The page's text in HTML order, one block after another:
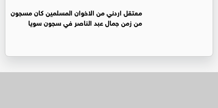
معتقل اردني من الاخوان المسلمين كان مسجون
من زمن جمال عبد الناصر في سجون سويا